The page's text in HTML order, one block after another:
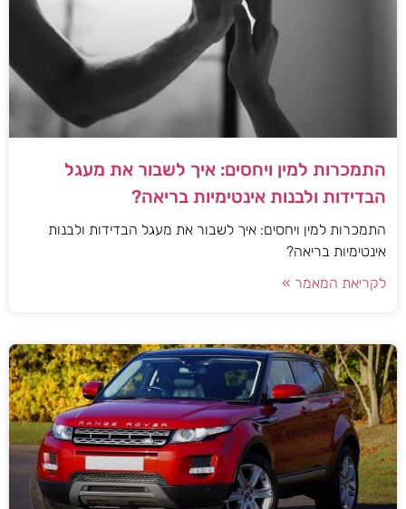
התמכרות למין ויחסים: איך לשבור את מעגל
הבדידות ולבנות אינטימיות בריאה?
התמכרות למין ויחסים: איך לשבור את מעגל הבדידות ולבנות
אינטימיות בריאה?
לקריאת המאמר »